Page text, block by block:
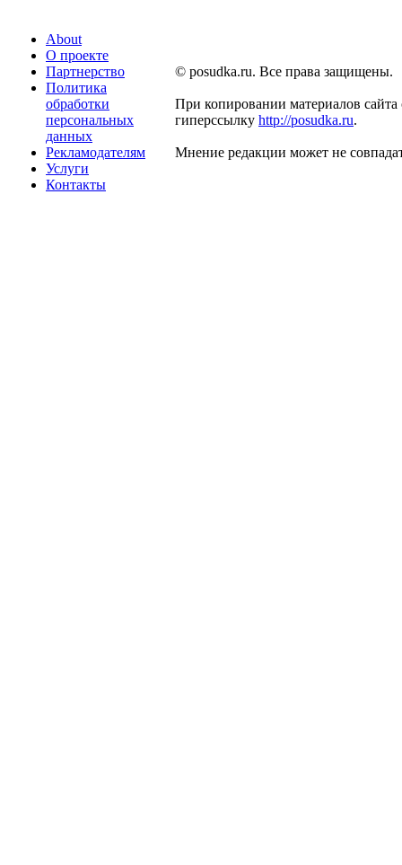
About
О проекте
Партнерство
Политика
обработки
персональных
данных
Рекламодателям
Услуги
Контакты
© posudka.ru. Все права защищены.
При копировании материалов сайта
гиперссылку http://posudka.ru.
Мнение редакции может не